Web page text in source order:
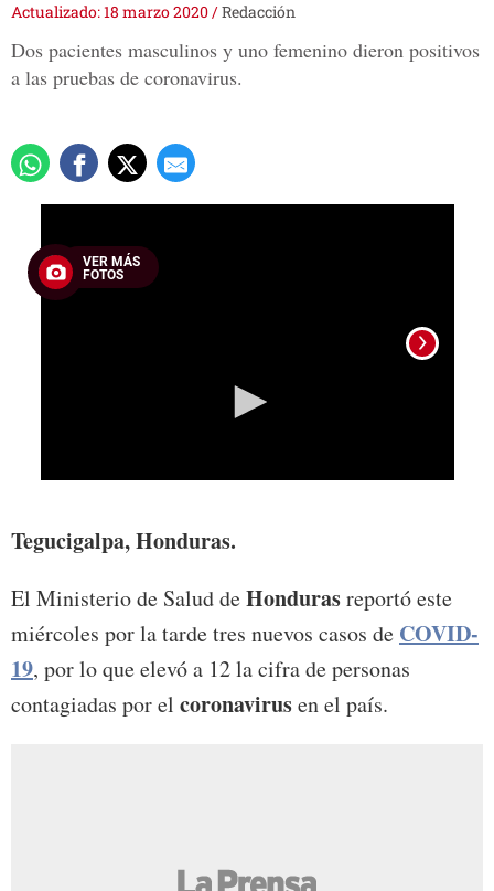
Actualizado: 18 marzo 2020/Redacción
Dos pacientes masculinos y uno femenino dieron positivos
a las pruebas de coronavirus.
VER MÁS
FOTOS
of
3
minutes,
22
Tegucigalpa, Honduras.
El Ministerio de Salud deHondurasreportó este
miércoles por la tarde tres nuevos casos de COVID-
19, por lo que elevó a 12 la cifra de personas
contagiadas por el coronavirusen el país.